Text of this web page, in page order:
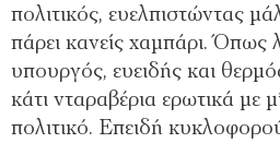
πολιτικός, ευελπιστώντας
πάρει κανείς χαμπάρι. Όπως
υπουργός, ευειδής και
κάτι νταραβέρια ερωτικά με
πολιτικό. Επειδή